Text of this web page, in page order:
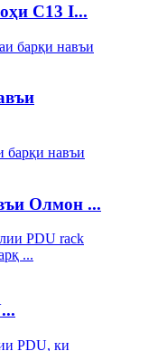
C13 I...
Олмон ...